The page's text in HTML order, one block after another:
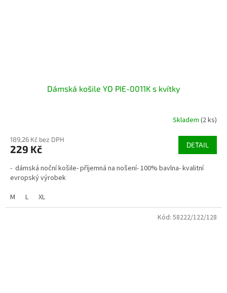
Dámská košile YO PIE-0011K s kvítky
Skladem (2 ks)
189,26 Kč bez DPH
229 Kč DETAIL
- dámská noční košile- příjemná na nošení- 100% bavlna- kvalitní
evropský výrobek
M
L XL
Kód: 58222/122/128